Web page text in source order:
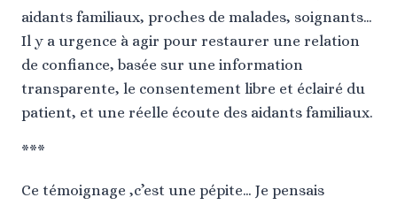
aidants familiaux, proches de malades, soignants…
Il y a urgence à agir pour restaurer une relation
de confiance, basée sur une information
transparente, le consentement libre et éclairé du
patient, et une réelle écoute des aidants familiaux.
***
Ce témoignage ,c’est une pépite… Je pensais